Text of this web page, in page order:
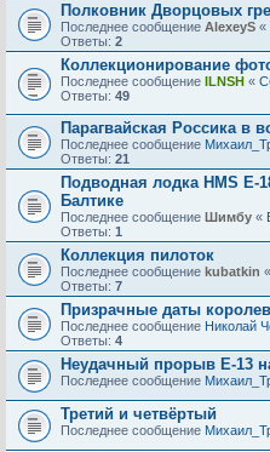
Полковник Дворцовых
Последнее сообщение AlexeyS «
Ответы: 2
Коллекционирование
Последнее сообщение ILNSH «
Ответы: 49
Парагвайская Россика в
Последнее сообщение
Ответы: 21
Подводная лодка HMS E-
Балтике
Последнее сообщение Шимбу «
Ответы: 1
Коллекция пилоток
Последнее сообщение kubatkin «
Ответы: 7
Призрачные даты
Последнее сообщение Николай
Ответы: 4
Неудачный прорыв Е-13
Последнее сообщение
Третий и четвёртый
Последнее сообщение